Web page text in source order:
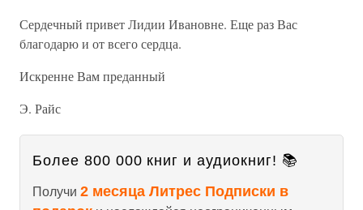
Сердечный привет Лидии Ивановне. Еще раз Вас
благодарю и от всего сердца.
Искренне Вам преданный
Э. Райс
Более 800 000 книг и аудиокниг! 📚
Получи 2 месяца Литрес Подписки в